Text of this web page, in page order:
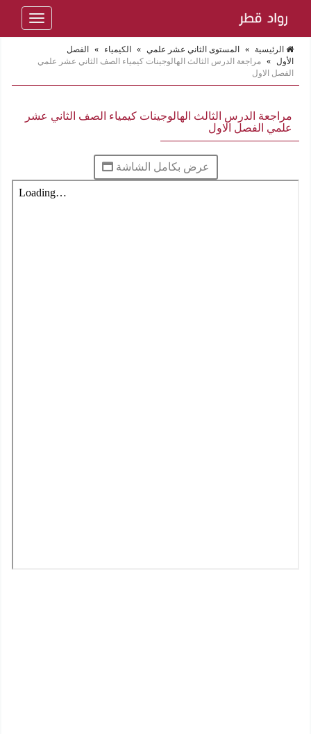
Toggle
الرئيسية » المستوى الثاني عشر علمي » الكيمياء »
الفصل
الأول » مراجعة الدرس الثالث الهالوجينات كيمياء الصف الثاني عشر علمي
الفصل الاول
مراجعة الدرس الثالث الهالوجينات كيمياء الصف الثاني عشر
علمي الفصل الاول
عرض بكامل الشاشة